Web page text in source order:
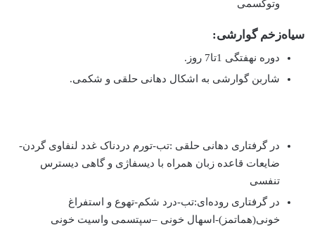
وتوکسمی
سیاه‌زخم گوارشی:
دوره نهفتگی 1تا7 روز.
شاربن گوارشی به اشکال دهانی حلقی و شکمی.
در گرفتاری دهانی حلقی :تب-تورم دردناک غدد لنفاوی گردن-
ضایعات قاعده زبان همراه با دیسفاژی و گاهی دیسترس
تنفسی
در گرفتاری روده‌ای:تب-درد شکم-تهوع و استفراغ
خونی(هماتمز)-اسهال خونی –سپتسمی واسیت خونی